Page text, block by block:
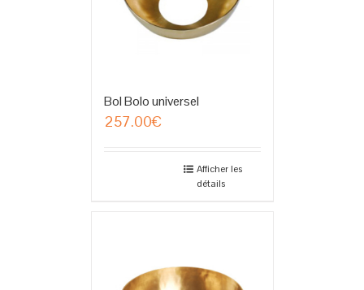
Bol Bolo universel
257.00€
Afficher les
détails